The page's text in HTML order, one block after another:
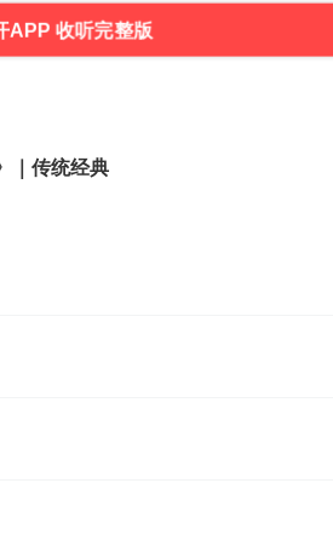
APP 收听完整版
｜传统经典